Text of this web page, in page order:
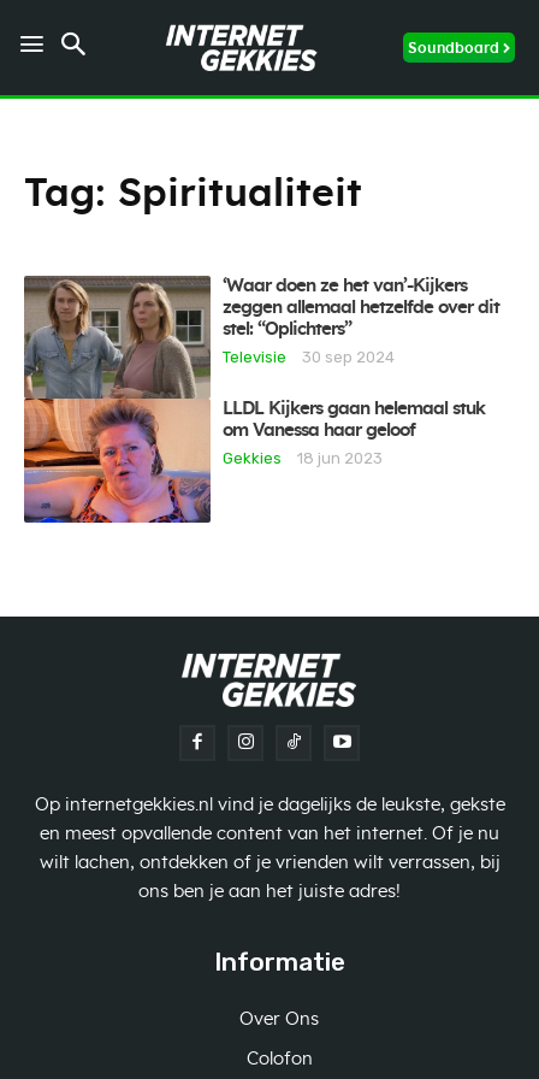
Soundboard
Tag: Spiritualiteit
‘Waar doen ze het van’-Kijkers
zeggen allemaal hetzelfde over dit
stel: “Oplichters”
Televisie
30 sep 2024
LLDL Kijkers gaan helemaal stuk
om Vanessa haar geloof
Gekkies
18 jun 2023
Op internetgekkies.nl vind je dagelijks de leukste, gekste
en meest opvallende content van het internet. Of je nu
wilt lachen, ontdekken of je vrienden wilt verrassen, bij
ons ben je aan het juiste adres!
Informatie
Over Ons
Colofon